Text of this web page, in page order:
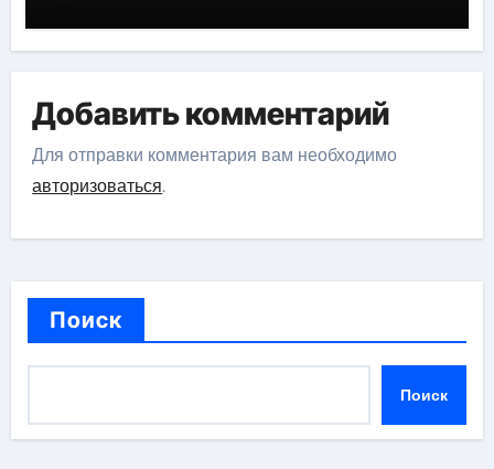
Добавить комментарий
Для отправки комментария вам необходимо
авторизоваться.
Поиск
Поиск